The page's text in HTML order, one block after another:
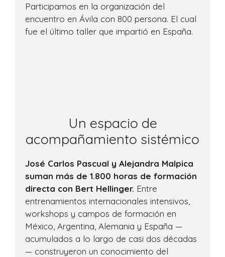
Participamos en la organización del
encuentro en Ávila con 800 persona. El cual
fue el último taller que impartió en España.
Un espacio de
acompañamiento sistémico
José Carlos Pascual y Alejandra Malpica
suman más de 1.800 horas de formación
directa con Bert Hellinger. Entre
entrenamientos internacionales intensivos,
workshops y campos de formación en
México, Argentina, Alemania y España —
acumulados a lo largo de casi dos décadas
— construyeron un conocimiento del